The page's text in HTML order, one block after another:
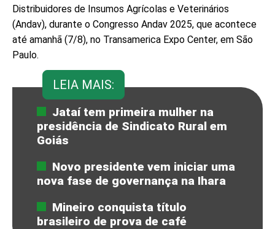
Distribuidores de Insumos Agrícolas e Veterinários
(Andav), durante o Congresso Andav 2025, que acontece
até amanhã (7/8), no Transamerica Expo Center, em São
Paulo.
LEIA MAIS:
Jataí tem primeira mulher na
presidência de Sindicato Rural em
Goiás
Novo presidente vem iniciar uma
nova fase de governança na Ihara
Mineiro conquista título
brasileiro de prova de café